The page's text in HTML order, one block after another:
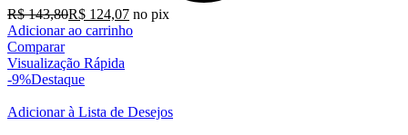
R$143,80R$ 124,07 no pix
Adicionar ao carrinho
Comparar
Visualização Rápida
-9%Destaque
Adicionar à Lista de Desejos